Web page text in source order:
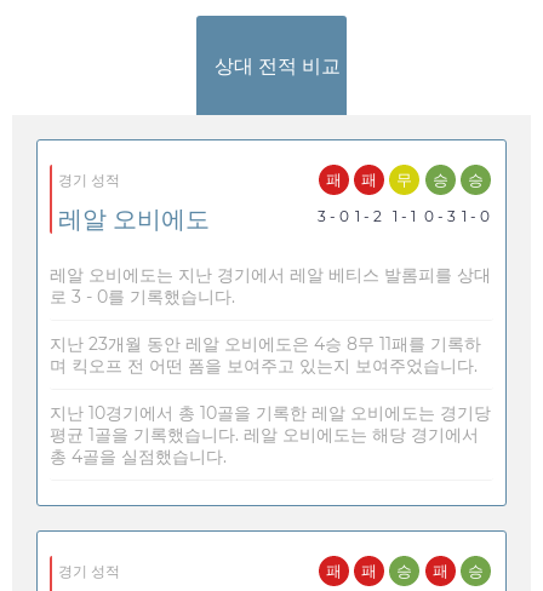
상대 전적 비교
경기 성적
레알 오비에도
패
3 - 0
패
1 - 2
무
1 - 1
승
0 - 3
승
1 - 0
레알 오비에도는 지난 경기에서 레알 베티스 발롬피를 상대
로 3 - 0를 기록했습니다.
지난 23개월 동안 레알 오비에도은 4승 8무 11패를 기록하
며 킥오프 전 어떤 폼을 보여주고 있는지 보여주었습니다.
지난 10경기에서 총 10골을 기록한 레알 오비에도는 경기당
평균 1골을 기록했습니다. 레알 오비에도는 해당 경기에서
총 4골을 실점했습니다.
경기 성적 패 패 승 패 승